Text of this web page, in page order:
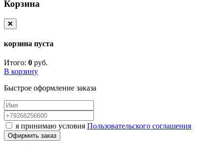
Корзина
❌
корзина пуста
Итого: 0 руб.
В корзину
Быстрое оформление заказа
я принимаю условия Пользовательского соглашения
Офирмить заказ